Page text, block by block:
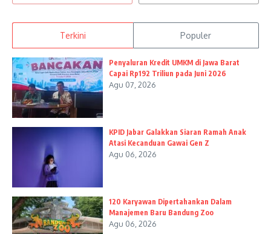
Terkini Populer
Penyaluran Kredit UMKM di Jawa Barat
Capai Rp192 Triliun pada Juni 2026
Agu 07, 2026
KPID Jabar Galakkan Siaran Ramah Anak
Atasi Kecanduan Gawai Gen Z
Agu 06, 2026
120 Karyawan Dipertahankan Dalam
Manajemen Baru Bandung Zoo
Agu 06, 2026